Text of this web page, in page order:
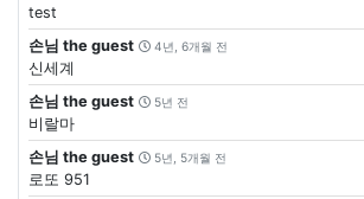
test
손님 the guest
4년, 6개월 전
신세계
손님 the guest
5년 전
비랄마
손님 the guest
5년, 5개월 전
로또 951